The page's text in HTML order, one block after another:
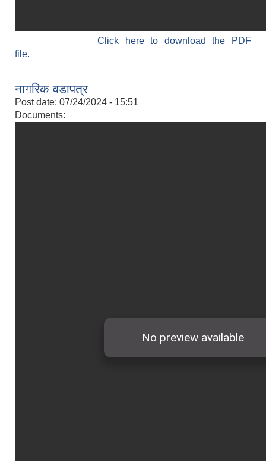
Click here to download the PDF
file.
नागरिक वडापत्र
Post date: 07/24/2024 - 15:51
Documents: